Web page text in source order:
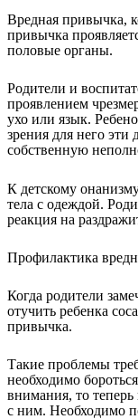
Вредная привычка,
привычка
половые органы.
Родители и
проявлением
ухо или язык.
зрения для него эти
собственную
К детскому
тела с одеждой.
реакция на
Профилактика
Когда родители
отучить ребенка
привычка.
Такие проблемы
необходимо
внимания, то
с ним. Необходимо